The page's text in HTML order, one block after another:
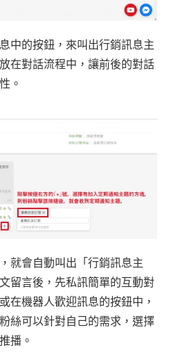
中的按鈕，來叫出行銷訊息主
在對話流程中，讓前後的對話
。
就會自動叫出「行銷訊息主
留言後，先私訊簡單的互動對
在機器人歡迎訊息的按鈕中，
絲可以針對自己的需求，選擇
播。